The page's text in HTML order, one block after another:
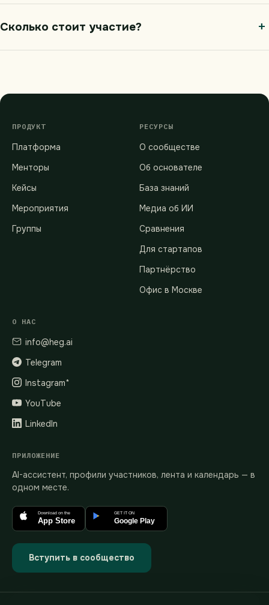
Сколько стоит участие?
ПРОДУКТ
Платформа
Менторы
Кейсы
Мероприятия
Группы
РЕСУРСЫ
О сообществе
Об основателе
База знаний
Медиа об ИИ
Сравнения
Для стартапов
Партнёрство
Офис в Москве
О НАС
info@heg.ai
Telegram
Instagram*
YouTube
LinkedIn
ПРИЛОЖЕНИЕ
AI-ассистент, профили участников, лента и календарь — в
одном месте.
Download on the
App Store
GET IT ON
Google Play
Вступить в сообщество